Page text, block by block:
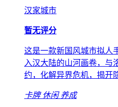
汉家城市
暂无评分
这是一款新国风城市拟人
入汉大陆的山河画卷，与
约，化解异界危机，揭开
卡牌 休闲 养成